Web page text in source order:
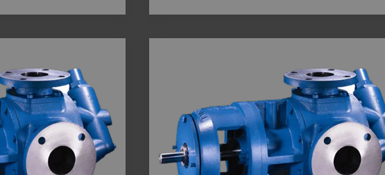
(Pompa
Gir)